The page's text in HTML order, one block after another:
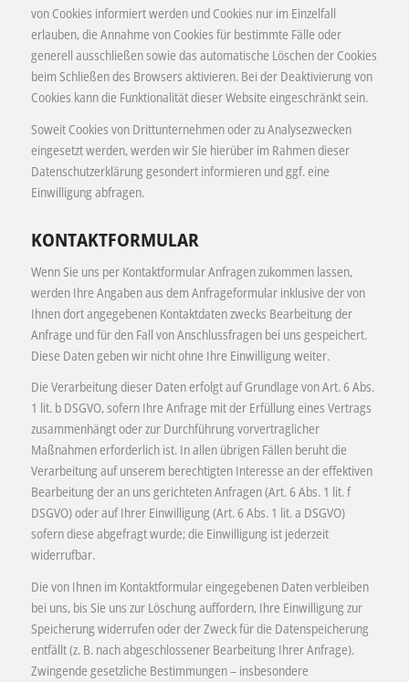
von Cookies informiert werden und Cookies nur im Einzelfall
erlauben, die Annahme von Cookies für bestimmte Fälle oder
generell ausschließen sowie das automatische Löschen der Cookies
beim Schließen des Browsers aktivieren. Bei der Deaktivierung von
Cookies kann die Funktionalität dieser Website eingeschränkt sein.
Soweit Cookies von Drittunternehmen oder zu Analysezwecken
eingesetzt werden, werden wir Sie hierüber im Rahmen dieser
Datenschutzerklärung gesondert informieren und ggf. eine
Einwilligung abfragen.
KONTAKTFORMULAR
Wenn Sie uns per Kontaktformular Anfragen zukommen lassen,
werden Ihre Angaben aus dem Anfrageformular inklusive der von
Ihnen dort angegebenen Kontaktdaten zwecks Bearbeitung der
Anfrage und für den Fall von Anschlussfragen bei uns gespeichert.
Diese Daten geben wir nicht ohne Ihre Einwilligung weiter.
Die Verarbeitung dieser Daten erfolgt auf Grundlage von Art. 6 Abs.
1 lit. b DSGVO, sofern Ihre Anfrage mit der Erfüllung eines Vertrags
zusammenhängt oder zur Durchführung vorvertraglicher
Maßnahmen erforderlich ist. In allen übrigen Fällen beruht die
Verarbeitung auf unserem berechtigten Interesse an der effektiven
Bearbeitung der an uns gerichteten Anfragen (Art. 6 Abs. 1 lit. f
DSGVO) oder auf Ihrer Einwilligung (Art. 6 Abs. 1 lit. a DSGVO)
sofern diese abgefragt wurde; die Einwilligung ist jederzeit
widerrufbar.
Die von Ihnen im Kontaktformular eingegebenen Daten verbleiben
bei uns, bis Sie uns zur Löschung auffordern, Ihre Einwilligung zur
Speicherung widerrufen oder der Zweck für die Datenspeicherung
entfällt (z. B. nach abgeschlossener Bearbeitung Ihrer Anfrage).
Zwingende gesetzliche Bestimmungen – insbesondere